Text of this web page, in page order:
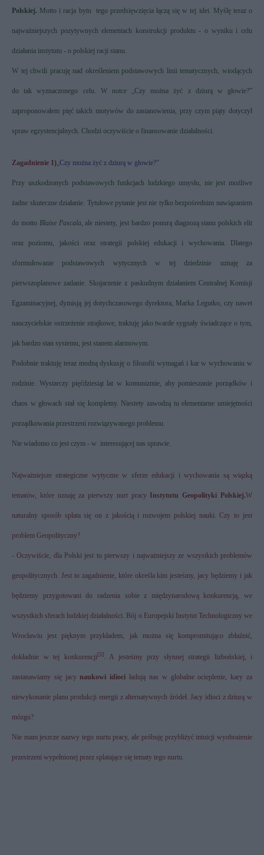
Polskiej. Motto i racja bytu tego przedsięwzięcia łączą się w tej idei. Myślę teraz o
najważniejszych pozytywnych elementach konstrukcji produktu - o wyniku i celu
działania instytutu - o polskiej racji stanu.
W tej chwili pracuję nad określeniem podstawowych linii tematycznych, wiodących
do tak wyznaczonego celu. W notce „Czy można żyć z dziurą w głowie?”
zaproponowałem pięć takich motywów do zastanowienia, przy czym piąty dotyczył
spraw egzystencjalnych. Chodzi oczywiście o finansowanie działalności.
Zagadnienie 1)„Czy można żyć z dziurą w głowie?”
Przy uszkodzonych podstawowych funkcjach ludzkiego umysłu, nie jest możliwe
żadne skuteczne działanie. Tytułowe pytanie jest nie tylko bezpośrednim nawiązaniem
do motto Blaise Pascala, ale niestety, jest bardzo ponurą diagnozą stanu polskich elit
oraz poziomu, jakości oraz strategii polskiej edukacji i wychowania. Dlatego
sformułowanie podstawowych wytycznych w tej dziedzinie uznaję za
pierwszoplanowe zadanie. Skojarzenie z paskudnym działaniem Centralnej Komisji
Egzaminacyjnej, dymisją jej dotychczasowego dyrektora, Marka Legutko, czy nawet
nauczycielskie ostrzeżenie strajkowe, traktuję jako twarde sygnały świadczące o tym,
jak bardzo stan systemu, jest stanem alarmowym.
Podobnie traktuję teraz modną dyskusję o filozofii wymagań i kar w wychowaniu w
rodzinie. Wystarczy pięćdziesiąt lat w komunizmie, aby pomieszanie porządków i
chaos w głowach stał się kompletny. Niestety zawodzą tu elementarne umiejętności
porządkowania przestrzeni rozwiązywanego problemu.
Nie wiadomo co jest czym - w interesującej nas sprawie.
Najważniejsze strategiczne wytyczne w sferze edukacji i wychowania są wiązką
tematów, które uznaję za pierwszy nurt pracy Instytutu Geopolityki Polskiej.W
naturalny sposób splata się on z jakością i rozwojem polskiej nauki. Czy to jest
problem Geopolityczny?
- Oczywiście, dla Polski jest to pierwszy i najważniejszy ze wszystkich problemów
geopolitycznych. Jest to zagadnienie, które określa kim jesteśmy, jacy będziemy i jak
będziemy przygotowani do radzenia sobie z międzynarodową konkurencją, we
wszystkich sferach ludzkiej działalności. Bój o Europejski Instytut Technologiczny we
Wrocławiu jest pięknym przykładem, jak można się kompromitująco zbłaźnić,
dokładnie w tej konkurencji[3]. A jesteśmy przy słynnej strategii lizbońskiej, i
zastanawiamy się jacynaukowi idioci ładują nas w globalne ocieplenie, kary za
niewykonanie planu produkcji energii z alternatywnych źródeł. Jacy idioci z dziurą w
mózgu?
Nie mam jeszcze nazwy tego nurtu pracy, ale próbuję przybliżyć intuicji wyobrażenie
przestrzeni wypełnionej przez splatające się tematy tego nurtu.